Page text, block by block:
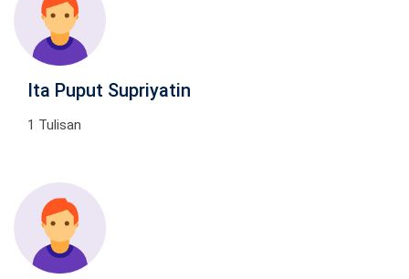
Ita Puput Supriyatin
1 Tulisan